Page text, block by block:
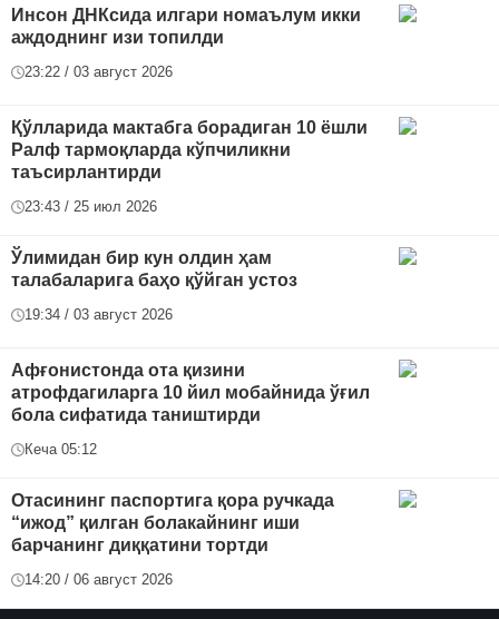
Инсон ДНКсида илгари номаълум икки
аждоднинг изи топилди
23:22 / 03 август 2026
Қўлларида мактабга борадиган 10 ёшли
Ралф тармоқларда кўпчиликни
таъсирлантирди
23:43 / 25 июл 2026
Ўлимидан бир кун олдин ҳам
талабаларига баҳо қўйган устоз
19:34 / 03 август 2026
Афғонистонда ота қизини
атрофдагиларга 10 йил мобайнида ўғил
бола сифатида таништирди
Кеча 05:12
Отасининг паспортига қора ручкада
“ижод” қилган болакайнинг иши
барчанинг диққатини тортди
14:20 / 06 август 2026